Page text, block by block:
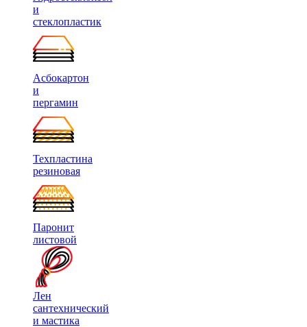
и
стеклопластик
Асбокартон
и
пергамин
Техпластина
резиновая
Паронит
листовой
Лен
сантехнический
и мастика